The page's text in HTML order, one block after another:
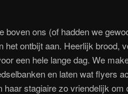
boven ons (of hadden we
het ontbijt aan. Heerlijk brood,
een hele lange dag. We
en laten wat flyers
stagiaire zo vriendelijk om